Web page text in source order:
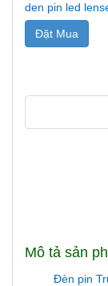
den pin led
Đặt Mua
Mô tả sản
Đèn pin